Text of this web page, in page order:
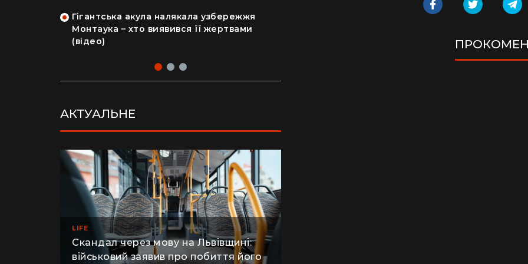
Гігантська акула налякала узбережжя
Монтаука – хто виявився її жертвами
сотнями туристів в ущелині впали валуни
Життя на круїзному лайнері: скільки
З
LIFE
Скандал через мову на Львівщині: